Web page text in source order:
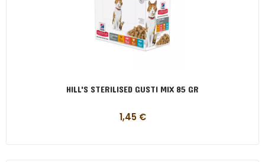
HILL'S STERILISED GUSTI MIX 85 GR
1,45 €